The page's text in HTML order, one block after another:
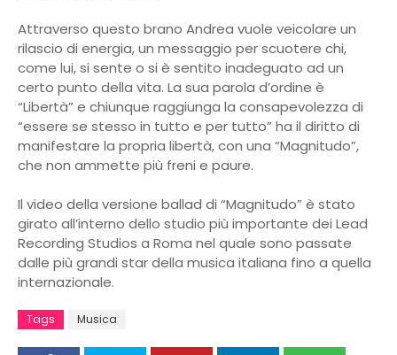
Attraverso questo brano Andrea vuole veicolare un
rilascio di energia, un messaggio per scuotere chi,
come lui, si sente o si è sentito inadeguato ad un
certo punto della vita. La sua parola d’ordine è
“Libertà” e chiunque raggiunga la consapevolezza di
“essere se stesso in tutto e per tutto” ha il diritto di
manifestare la propria libertà, con una “Magnitudo”,
che non ammette più freni e paure.
Il video della versione ballad di “Magnitudo” è stato
girato all’interno dello studio più importante dei Lead
Recording Studios a Roma nel quale sono passate
dalle più grandi star della musica italiana fino a quella
internazionale.
Tags Musica